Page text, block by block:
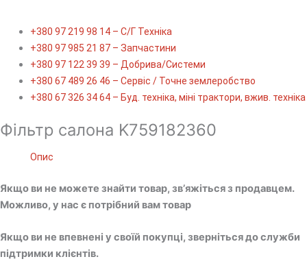
+380 97 219 98 14 – С/Г Техніка
+380 97 985 21 87 – Запчастини
+380 97 122 39 39 – Добрива/Cистеми
+380 67 489 26 46 – Сервіс / Точне землеробство
+380 67 326 34 64 – Буд. техніка, міні трактори, вжив. техніка
Фільтр салона K759182360
Опис
Якщо ви не можете знайти товар, зв’яжіться з продавцем.
Можливо, у нас є потрібний вам товар
Якщо ви не впевнені у своїй покупці, зверніться до служби
підтримки клієнтів.